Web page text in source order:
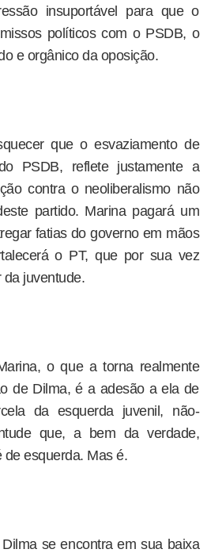
insuportável para que o
políticos com o PSDB, o
e orgânico da oposição.
que o esvaziamento de
PSDB, reflete justamente a
contra o neoliberalismo não
partido. Marina pagará um
fatias do governo em mãos
o PT, que por sua vez
da juventude.
o que a torna realmente
de Dilma, é a adesão a ela de
da esquerda juvenil, não-
que, a bem da verdade,
esquerda. Mas é.
se encontra em sua baixa